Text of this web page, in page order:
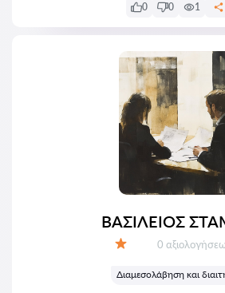
0 0 1
ΒΑΣΙΛΕΙΟΣ
Αξιολογήσεις:
0
Διαμεσολάβηση και